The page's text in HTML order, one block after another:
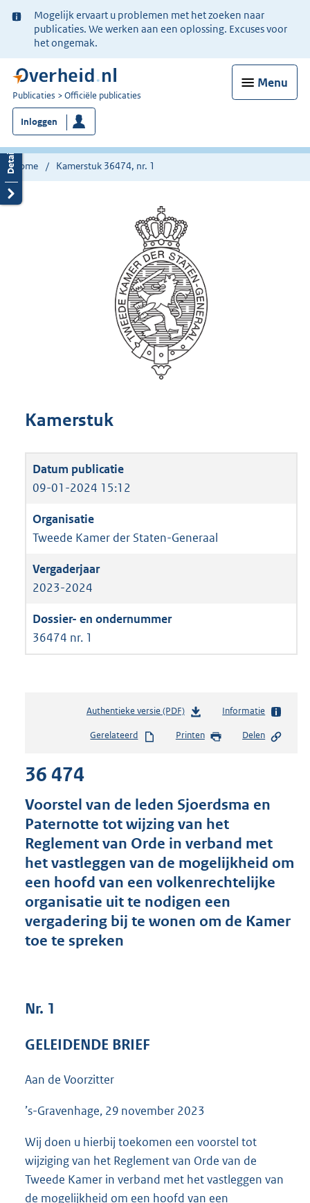
Ter
informatie:
Mogelijk ervaart u problemen met het zoeken naar
publicaties. We werken aan een oplossing. Excuses voor
het ongemak.
Menu
U
bent
nu
hier:
Publicaties Officiële publicaties
Inloggen
Home Kamerstuk 36474, nr. 1
Kamerstuk
09-01-2024 15:12
Tweede Kamer der Staten-Generaal
2023-2024
36474 nr. 1
Authentieke versie (PDF)b
s
d
s
g
r
o
t
t
:
Informatie
Gerelateerd Printen Delen
36 474
Voorstel van de leden Sjoerdsma en
Paternotte tot wijzing van het
Reglement van Orde in verband met
het vastleggen van de mogelijkheid om
een hoofd van een volkenrechtelijke
organisatie uit te nodigen een
vergadering bij te wonen om de Kamer
toe te spreken
Nr. 1
GELEIDENDE BRIEF
Aan de Voorzitter
’s-Gravenhage, 29 november 2023
Wij doen u hierbij toekomen een voorstel tot
wijziging van het Reglement van Orde van de
Tweede Kamer in verband met het vastleggen van
de mogelijkheid om een hoofd van een